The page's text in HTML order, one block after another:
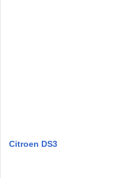
Citroen DS3